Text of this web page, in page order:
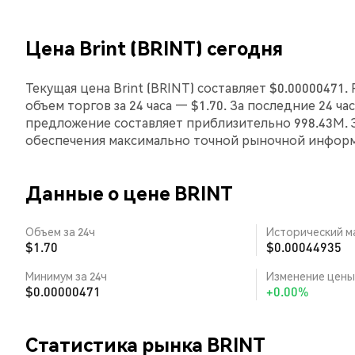
Цена Brint (BRINT) сегодня
Текущая цена Brint (BRINT) составляет
объем торгов за 24 часа — $1.70. За последние 24
предложение составляет приблизительно
обеспечения максимально точной рыночной
Данные о цене BRINT
Объем за 24ч
$1.70
Исторический
$0.00044935
Минимум за 24ч
$0.00000471
Изменение цены
+0.00%
Статистика рынка BRINT